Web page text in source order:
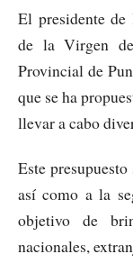
El presidente
de la Virgen
Provincial de
que se ha
llevar a cabo
Este
así como a la
objetivo de
nacionales,